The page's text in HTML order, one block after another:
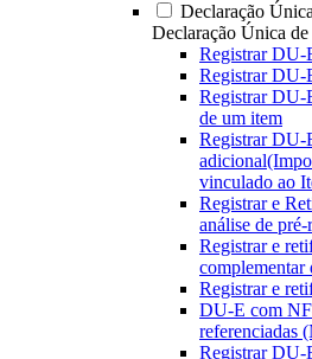
Declaração
Declaração Única
Registrar DU-
Registrar DU-
Registrar DU-
de um item
Registrar DU-
vinculado ao
Registrar e
análise de
Registrar e
complementar
Registrar e
DU-E com
referenciadas
Registrar DU-